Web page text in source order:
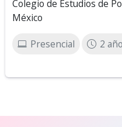
Colegio de Estudios de
México
Presencial 2